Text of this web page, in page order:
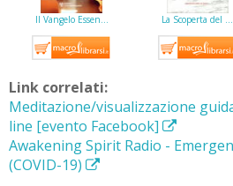
Il Vangelo Essen… La Scoperta del …
Link correlati:
Meditazione/visualizzazione
line [evento Facebook]
Awakening Spirit Radio -
(COVID-19)